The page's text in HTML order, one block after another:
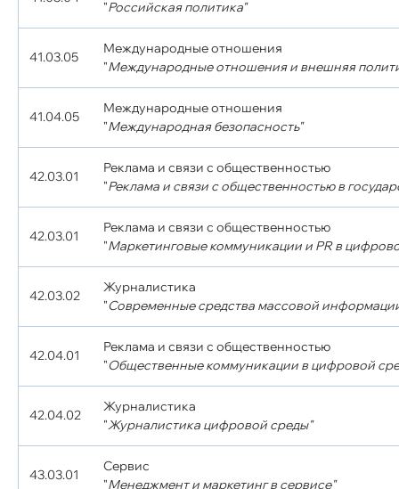
"Российская политика"
41.03.05
Международные отношения
"Международные отношения и внешняя
41.04.05
Международные отношения
"Международная безопасность"
42.03.01
Реклама и связи с общественностью
"Реклама и связи с общественностью в
42.03.01
Реклама и связи с общественностью
"Маркетинговые коммуникации и PR в
42.03.02
Журналистика
"Современные средства массовой
42.04.01
Реклама и связи с общественностью
"Общественные коммуникации в цифровой
42.04.02
Журналистика
"Журналистика цифровой среды"
43.03.01
Сервис
"Менеджмент и маркетинг в сервисе"